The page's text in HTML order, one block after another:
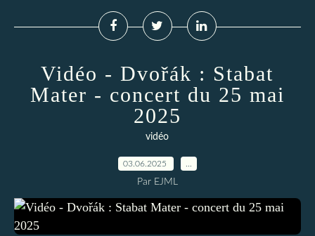
Vidéo - Dvořák : Stabat
Mater - concert du 25 mai
2025
vidéo
03.06.2025
Par EJML